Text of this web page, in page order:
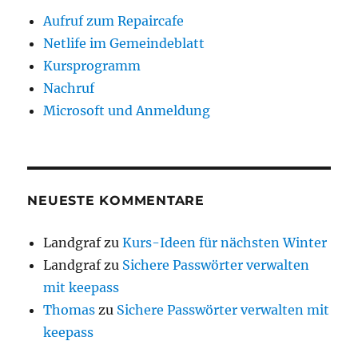
Aufruf zum Repaircafe
Netlife im Gemeindeblatt
Kursprogramm
Nachruf
Microsoft und Anmeldung
NEUESTE KOMMENTARE
LandgrafzuKurs-Ideen für nächsten Winter
Landgrafzu Sichere Passwörter verwalten
mit keepass
Thomas zu Sichere Passwörter verwalten mit
keepass